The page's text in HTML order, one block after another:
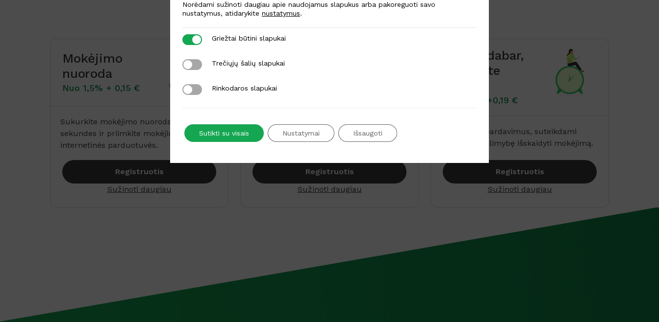
Kitos paslaugos:
Mokėjimo
nuoroda
Nuo 1,5% + 0,15 €
Sukurkite mokėjimo nuorodas per kelias
sekundes ir priimkite mokėjimus be
internetinės parduotuvės.
Registruotis
Sužinoti daugiau
Paramos
Nuo 1,5% min. 0,09 €
naudodami paruoštą mokėjimo formą.
Registruotis
Sužinoti daugiau
Pirkite dabar,
mokėkite
Nuo 2,3% +0,19 €
Padidinkite pardavimus, suteikdami
klientams galimybę išskaidyti mokėjimą.
Registruotis
Sužinoti daugiau
Norėdami sužinoti daugiau apie naudojamus slapukus arba pakoreguoti savo
nustatymus, atidarykite nustatymus.
Griežtai būtini slapukai
Griežtai būtini slapukai
Trečiųjų šalių slapukai
Trečiųjų šalių slapukai
Rinkodaros slapukai
Rinkodaros slapukai
Sutikti su visais Nustatymai Išsaugoti